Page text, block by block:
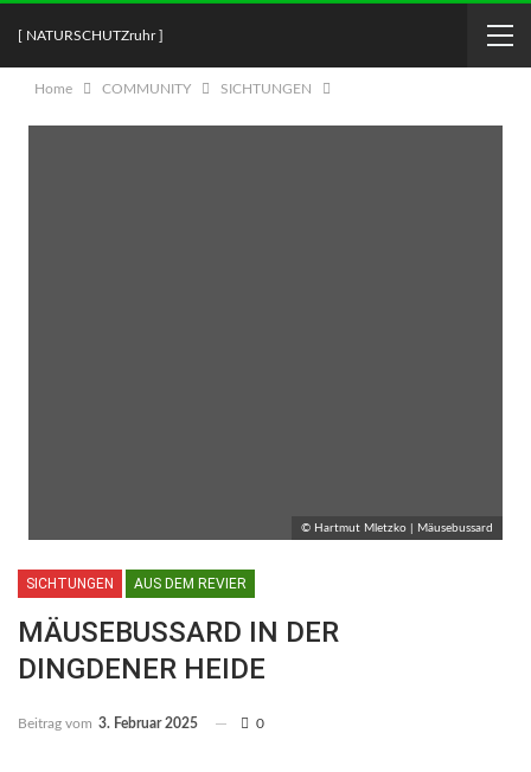
[ NATURSCHUTZruhr ]
Home COMMUNITY SICHTUNGEN
© Hartmut Mletzko | Mäusebussard
SICHTUNGEN AUS DEM REVIER
MÄUSEBUSSARD IN DER
DINGDENER HEIDE
Beitrag vom 3. Februar 2025 0